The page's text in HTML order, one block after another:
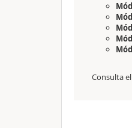
Consulta